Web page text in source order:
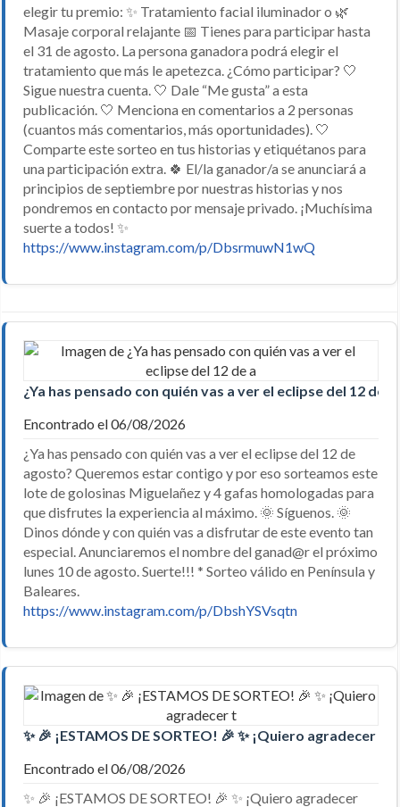
elegir tu premio: ✨ Tratamiento facial iluminador o 🌿
Masaje corporal relajante 📅 Tienes para participar hasta
el 31 de agosto. La persona ganadora podrá elegir el
tratamiento que más le apetezca. ¿Cómo participar? 🤍
Sigue nuestra cuenta. 🤍 Dale “Me gusta” a esta
publicación. 🤍 Menciona en comentarios a 2 personas
(cuantos más comentarios, más oportunidades). 🤍
Comparte este sorteo en tus historias y etiquétanos para
una participación extra. 🍀 El/la ganador/a se anunciará a
principios de septiembre por nuestras historias y nos
pondremos en contacto por mensaje privado. ¡Muchísima
suerte a todos! ✨
https://www.instagram.com/p/DbsrmuwN1wQ
¿Ya has pensado con quién vas a ver el eclipse del 12 de a
Encontrado el 06/08/2026
¿Ya has pensado con quién vas a ver el eclipse del 12 de
agosto? Queremos estar contigo y por eso sorteamos este
lote de golosinas Miguelañez y 4 gafas homologadas para
que disfrutes la experiencia al máximo. 🌞 Síguenos. 🌞
Dinos dónde y con quién vas a disfrutar de este evento tan
especial. Anunciaremos el nombre del ganad@r el próximo
lunes 10 de agosto. Suerte!!! * Sorteo válido en Península y
Baleares.
https://www.instagram.com/p/DbshYSVsqtn
✨ 🎉 ¡ESTAMOS DE SORTEO! 🎉 ✨ ¡Quiero agradecer t
Encontrado el 06/08/2026
✨ 🎉 ¡ESTAMOS DE SORTEO! 🎉 ✨ ¡Quiero agradecer